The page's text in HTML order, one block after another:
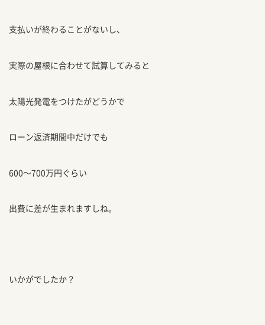
支払いが終わることがないし、
実際の屋根に合わせて試算してみると
太陽光発電をつけたがどうかで
ローン返済期間中だけでも
600〜700万円ぐらい
出費に差が生まれますしね。
いかがでしたか？